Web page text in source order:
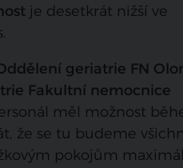
je desetkrát nižší ve
geriatrie FN
Fakultní nemocnice
měl možnost
že se tu budeme
pokojům